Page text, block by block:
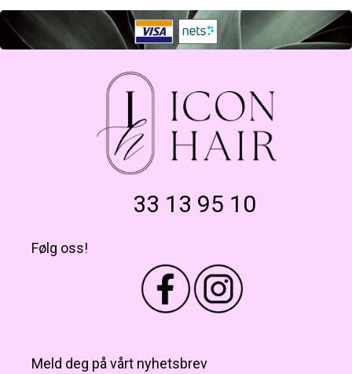
33 13 95 10
Følg oss!
Meld deg på vårt nyhetsbrev